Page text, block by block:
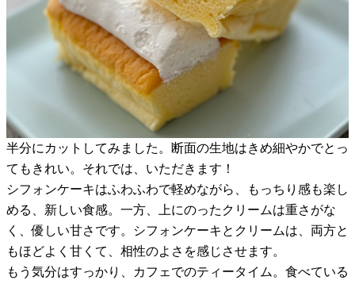
半分にカットしてみました。断面の生地はきめ細やかでとっ
てもきれい。それでは、いただきます！
シフォンケーキはふわふわで軽めながら、もっちり感も楽し
める、新しい食感。一方、上にのったクリームは重さがな
く、優しい甘さです。シフォンケーキとクリームは、両方と
もほどよく甘くて、相性のよさを感じさせます。
もう気分はすっかり、カフェでのティータイム。食べている